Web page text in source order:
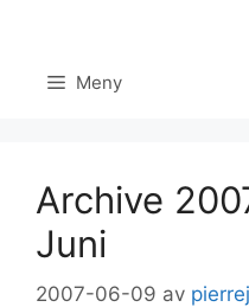
innehåll Meny
Archive
Juni
2007-06-09 av pierrej